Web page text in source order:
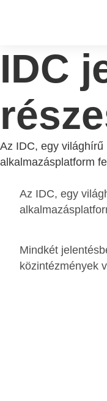
IDC
Az IDC, egy világhírű
alkalmazásplatform
Az IDC, egy
Mindkét
közintézmények